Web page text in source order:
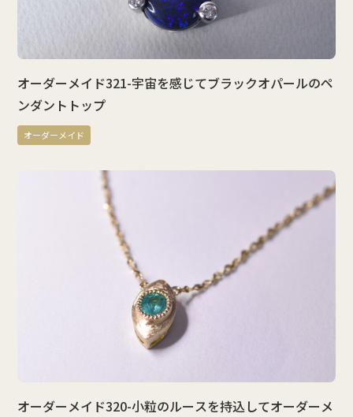
オーダーメイド321-宇宙を感じてブラックオパールのペ
ンダントトップ
オーダーメイド
オーダーメイド320-小粒のルースを持込してオーダーメ